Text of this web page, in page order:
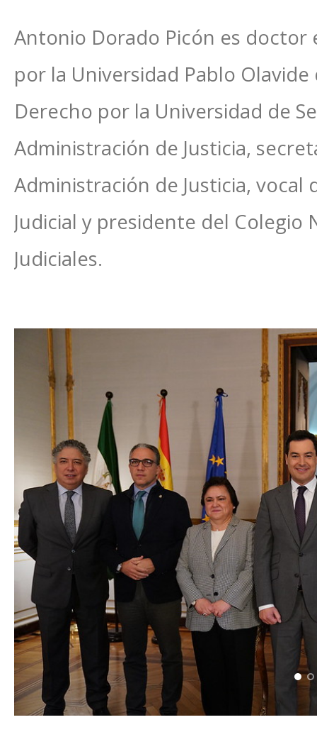
Antonio Dorado Picón es doctor
por la Universidad Pablo
Derecho por la Universidad de
Administración de Justicia,
Administración de Justicia, vocal
Judicial y presidente del Colegio
Judiciales.